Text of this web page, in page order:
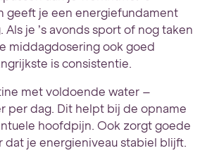
geeft je een energiefundament
je ’s avonds sport of nog taken
middagdosering ook goed
is consistentie.
met voldoende water –
per dag. Dit helpt bij de opname
hoofdpijn. Ook zorgt goede
dat je energieniveau stabiel blijft.